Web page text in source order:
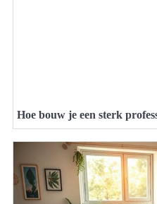
Hoe bouw je een sterk